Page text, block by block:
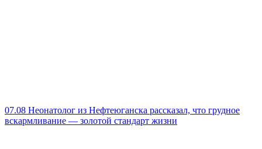
07.08 Неонатолог из Нефтеюганска рассказал, что грудное
вскармливание — золотой стандарт жизни